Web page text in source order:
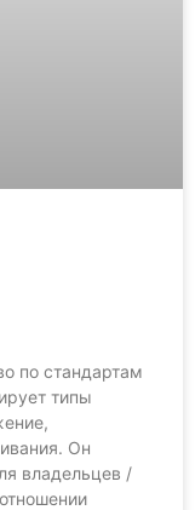
по стандартам
типы
Он
владельцев /